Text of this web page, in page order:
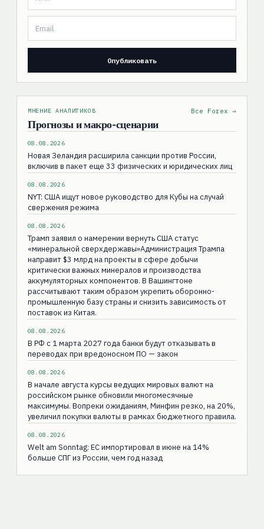
МНЕНИЕ АНАЛИТИКОВ
Прогнозы и макро-сценарии
Все Forex →
08.08.2026
Новая Зеландия расширила санкции против России,
включив в пакет еще 33 физических и юридических лиц
08.08.2026
NYT: США ищут новое руководство для Кубы на случай
свержения режима
08.08.2026
Трамп заявил о намерении вернуть США статус
«минеральной сверхдержавы»Администрация Трампа
направит $3 млрд на проекты в сфере добычи
критически важных минералов и производства
аккумуляторных компонентов. В Вашингтоне
рассчитывают таким образом укрепить оборонно-
промышленную базу страны и снизить зависимость от
поставок из Китая.
08.08.2026
В РФ с 1 марта 2027 года банки будут отказывать в
переводах при вредоносном ПО — закон
08.08.2026
В начале августа курсы ведущих мировых валют на
российском рынке обновили многомесячные
максимумы. Вопреки ожиданиям, Минфин резко, на 20%,
увеличил покупки валюты в рамках бюджетного правила.
08.08.2026
Welt am Sonntag: ЕС импортировал в июне на 14%
больше СПГ из России, чем год назад